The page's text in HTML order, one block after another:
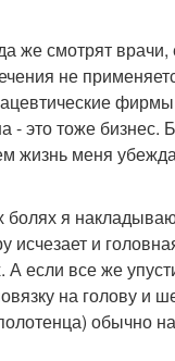
же смотрят
не
это тоже бизнес.
меня
я
исчезает и
если все же
на голову и
обычно